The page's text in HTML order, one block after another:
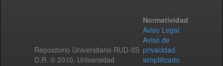
Repositorio Universitario RUD-IIS
D.R. © 2010. Universidad
Normatividad
Aviso Legal
Aviso de
privacidad
simplificado